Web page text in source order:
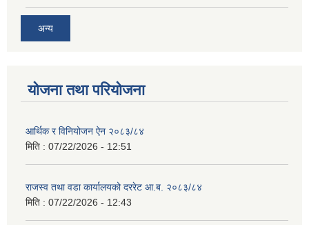
अन्य
योजना तथा परियोजना
आर्थिक र विनियोजन ऐन २०८३/८४
मिति : 07/22/2026 - 12:51
राजस्व तथा वडा कार्यालयको दररेट आ.ब. २०८३/८४
मिति : 07/22/2026 - 12:43